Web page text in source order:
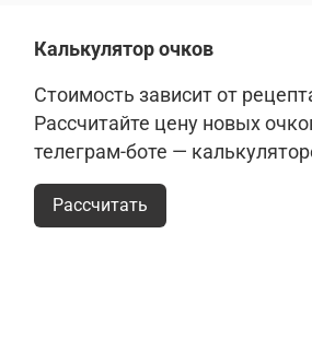
Калькулятор очков
Стоимость зависит от
Рассчитайте цену новых
телеграм-боте —
Рассчитать